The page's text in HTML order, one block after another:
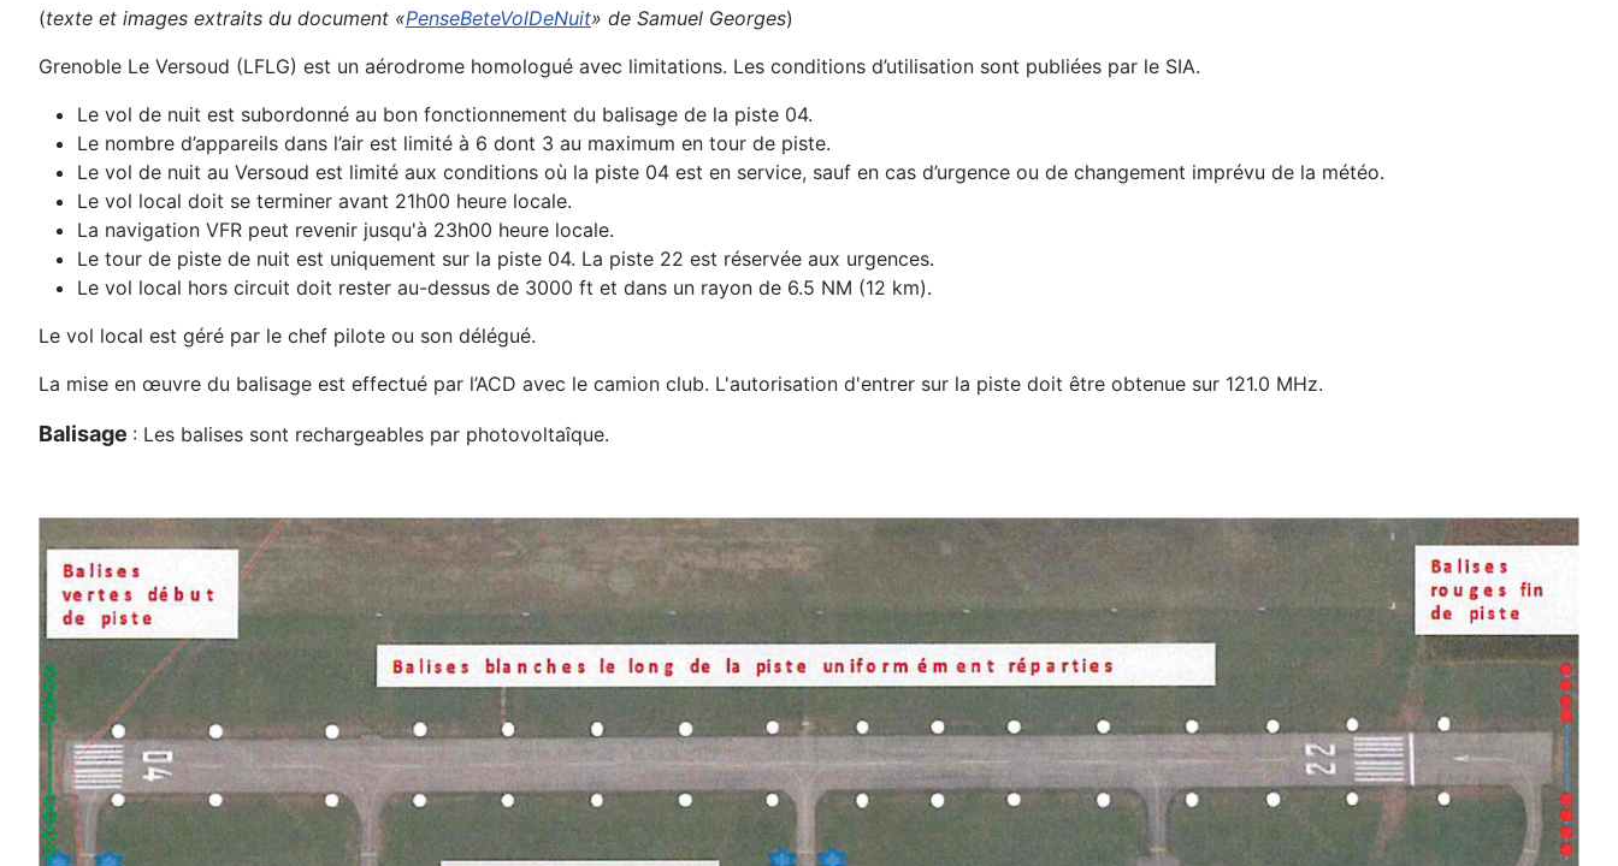
(texte et images extraits du document «PenseBeteVolDeNuit» de Samuel Georges)
Grenoble Le Versoud (LFLG) est un aérodrome homologué avec limitations. Les conditions d’utilisation sont publiées par le SIA.
Le vol de nuit est subordonné au bon fonctionnement du balisage de la piste 04.
Le nombre d’appareils dans l’air est limité à 6 dont 3 au maximum en tour de piste.
Le vol de nuit au Versoud est limité aux conditions où la piste 04 est en service, sauf en cas d’urgence ou de changement imprévu de la météo.
Le vol local doit se terminer avant 21h00 heure locale.
La navigation VFR peut revenir jusqu'à 23h00 heure locale.
Le tour de piste de nuit est uniquement sur la piste 04. La piste 22 est réservée aux urgences.
Le vol local hors circuit doit rester au-dessus de 3000 ft et dans un rayon de 6.5 NM (12 km).
Le vol local est géré par le chef pilote ou son délégué.
La mise en œuvre du balisage est effectué par l’ACD avec le camion club. L'autorisation d'entrer sur la piste doit être obtenue sur 121.0 MHz.
Balisage : Les balises sont rechargeables par photovoltaîque.